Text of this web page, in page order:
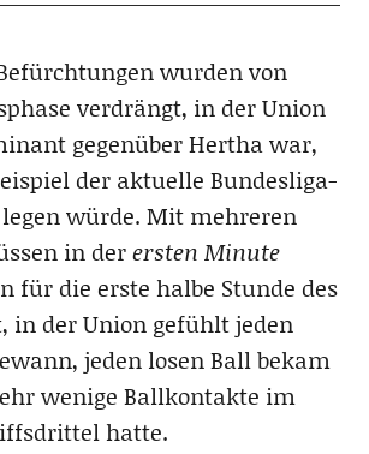
wurden von
verdrängt, in der Union
gegenüber Hertha war,
der aktuelle Bundesliga-
würde. Mit mehreren
in derersten Minute
für die erste halbe Stunde des
in der Union gefühlt jeden
jeden losen Ball bekam
wenige Ballkontakte im
hatte.